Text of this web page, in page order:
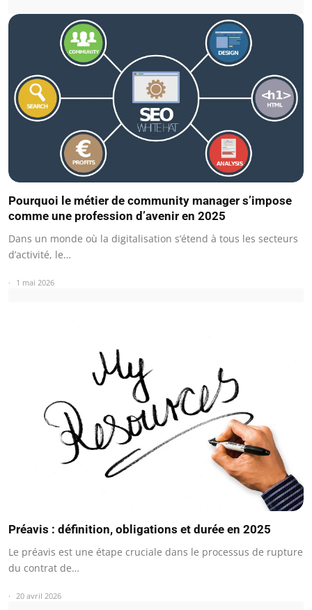
Pourquoi le métier de community manager s’impose
comme une profession d’avenir en 2025
Dans un monde où la digitalisation s’étend à tous les secteurs
d’activité, le…
1 mai 2026
Préavis : définition, obligations et durée en 2025
Le préavis est une étape cruciale dans le processus de rupture
du contrat de…
20 avril 2026